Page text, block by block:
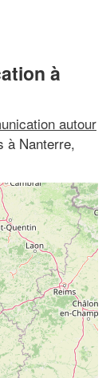
à
autour
à Nanterre,